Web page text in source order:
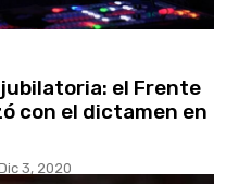
el Frente
con el dictamen en
3, 2020